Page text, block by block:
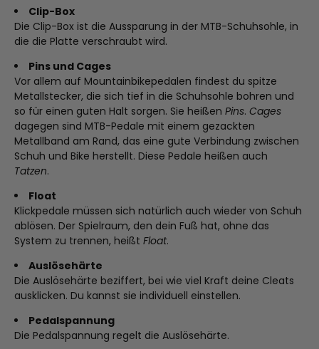
Clip-Box
Die Clip-Box ist die Aussparung in der MTB-Schuhsohle, in
die die Platte verschraubt wird.
Pins und Cages
Vor allem auf Mountainbikepedalen findest du spitze
Metallstecker, die sich tief in die Schuhsohle bohren und
so für einen guten Halt sorgen. Sie heißen Pins. Cages
dagegen sind MTB-Pedale mit einem gezackten
Metallband am Rand, das eine gute Verbindung zwischen
Schuh und Bike herstellt. Diese Pedale heißen auch
Tatzen.
Float
Klickpedale müssen sich natürlich auch wieder von Schuh
ablösen. Der Spielraum, den dein Fuß hat, ohne das
System zu trennen, heißt Float.
Auslösehärte
Die Auslösehärte beziffert, bei wie viel Kraft deine Cleats
ausklicken. Du kannst sie individuell einstellen.
Pedalspannung
Die Pedalspannung regelt die Auslösehärte.